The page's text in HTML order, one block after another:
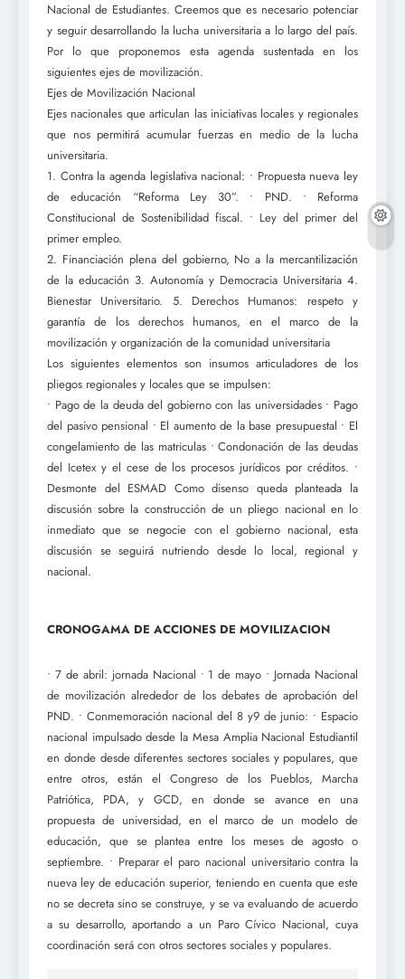
Nacional de Estudiantes. Creemos que es necesario potenciar
y seguir desarrollando la lucha universitaria a lo largo del país.
Por lo que proponemos esta agenda sustentada en los
siguientes ejes de movilización.
Ejes de Movilización Nacional
Ejes nacionales que articulan las iniciativas locales y regionales
que nos permitirá acumular fuerzas en medio de la lucha
universitaria.
1. Contra la agenda legislativa nacional: • Propuesta nueva ley
de educación “Reforma Ley 30”. • PND. • Reforma
Constitucional de Sostenibilidad fiscal. • Ley del primer del
primer empleo.
2. Financiación plena del gobierno, No a la mercantilización
de la educación 3. Autonomía y Democracia Universitaria 4.
Bienestar Universitario. 5. Derechos Humanos: respeto y
garantía de los derechos humanos, en el marco de la
movilización y organización de la comunidad universitaria
Los siguientes elementos son insumos articuladores de los
pliegos regionales y locales que se impulsen:
• Pago de la deuda del gobierno con las universidades • Pago
del pasivo pensional • El aumento de la base presupuestal • El
congelamiento de las matriculas • Condonación de las deudas
del Icetex y el cese de los procesos jurídicos por créditos. •
Desmonte del ESMAD Como disenso queda planteada la
discusión sobre la construcción de un pliego nacional en lo
inmediato que se negocie con el gobierno nacional, esta
discusión se seguirá nutriendo desde lo local, regional y
nacional.
CRONOGAMA DE ACCIONES DE MOVILIZACION
• 7 de abril: jornada Nacional • 1 de mayo • Jornada Nacional
de movilización alrededor de los debates de aprobación del
PND. • Conmemoración nacional del 8 y9 de junio: • Espacio
nacional impulsado desde la Mesa Amplia Nacional Estudiantil
en donde desde diferentes sectores sociales y populares, que
entre otros, están el Congreso de los Pueblos, Marcha
Patriótica, PDA, y GCD, en donde se avance en una
propuesta de universidad, en el marco de un modelo de
educación, que se plantea entre los meses de agosto o
septiembre. • Preparar el paro nacional universitario contra la
nueva ley de educación superior, teniendo en cuenta que este
no se decreta sino se construye, y se va evaluando de acuerdo
a su desarrollo, aportando a un Paro Cívico Nacional, cuya
coordinación será con otros sectores sociales y populares.